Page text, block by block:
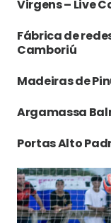
Virgens – Live
Fábrica de
Camboriú
Madeiras de
Argamassa
Portas Alto